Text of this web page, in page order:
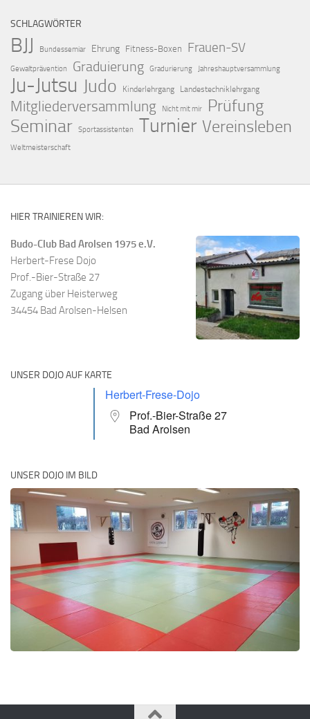
SCHLAGWÖRTER
BJJ Bundessemiar Ehrung Fitness-Boxen Frauen-SV
Gewaltprävention Graduierung Gradurierung Jahreshauptversammlung
Ju-Jutsu Judo Kinderlehrgang Landestechniklehrgang
Mitgliederversammlung Nicht mit mir Prüfung
Seminar Sportassistenten Turnier Vereinsleben
Weltmeisterschaft
HIER TRAINIEREN WIR:
Budo-Club Bad Arolsen 1975 e.V.
Herbert-Frese Dojo
Prof.-Bier-Straße 27
Zugang über Heisterweg
34454 Bad Arolsen-Helsen
UNSER DOJO AUF KARTE
Herbert-Frese-Dojo
Prof.-Bier-Straße 27
Bad Arolsen
UNSER DOJO IM BILD